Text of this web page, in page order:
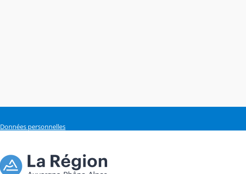
Données personnelles